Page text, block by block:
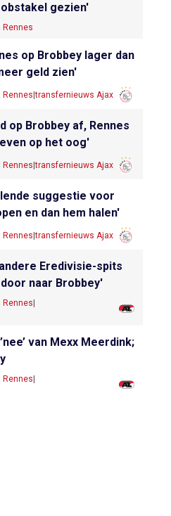
gezien'
op Brobbey lager dan
geld zien'
|transfernieuws Ajax
op Brobbey af, Rennes
op het oog'
|transfernieuws Ajax
suggestie voor
en dan hem halen'
|transfernieuws Ajax
Eredivisie-spits
naar Brobbey'
van Mexx Meerdink;